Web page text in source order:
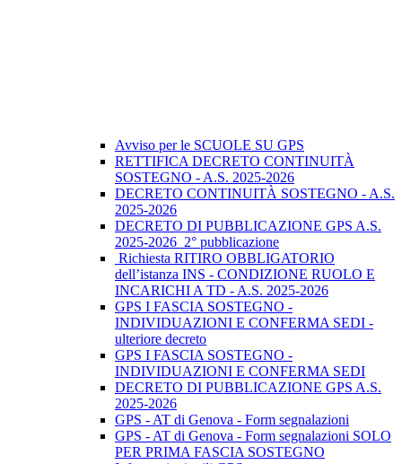
Avviso per le SCUOLE SU GPS
RETTIFICA DECRETO CONTINUITÀ
SOSTEGNO - A.S. 2025-2026
DECRETO CONTINUITÀ SOSTEGNO - A.S.
2025-2026
DECRETO DI PUBBLICAZIONE GPS A.S.
2025-2026_2° pubblicazione
Richiesta RITIRO OBBLIGATORIO
dell’istanza INS - CONDIZIONE RUOLO E
INCARICHI A TD - A.S. 2025-2026
GPS I FASCIA SOSTEGNO -
INDIVIDUAZIONI E CONFERMA SEDI -
ulteriore decreto
GPS I FASCIA SOSTEGNO -
INDIVIDUAZIONI E CONFERMA SEDI
DECRETO DI PUBBLICAZIONE GPS A.S.
2025-2026
GPS - AT di Genova - Form segnalazioni
GPS - AT di Genova - Form segnalazioni SOLO
PER PRIMA FASCIA SOSTEGNO